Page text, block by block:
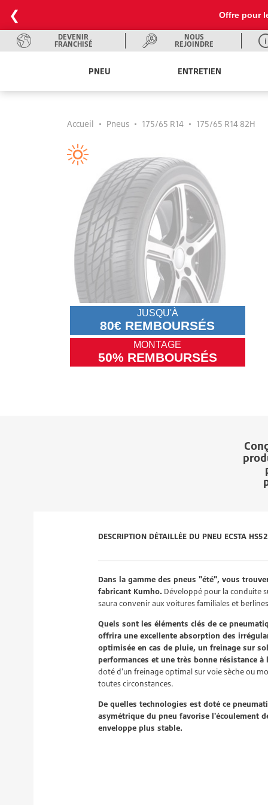
❮ Offre pour
DEVENIR
FRANCHISÉ
NOUS
REJOINDRE
PNEU ENTRETIEN
Accueil • Pneus • 175/65 R14 • 175/65 R14 82H
JUSQU'À
80€ REMBOURSÉS
MONTAGE
50% REMBOURSÉS
DESCRIPTION DÉTAILLÉE DU PNEU ECSTA HS52
Dans la gamme des pneus "été", vous
fabricant Kumho. Développé pour la conduite
saura convenir aux voitures familiales et
Quels sont les éléments clés de ce
offrira une excellente absorption des
optimisée en cas de pluie, un freinage sur
performances et une très bonne résistance à
doté d'un freinage optimal sur voie sèche ou
toutes circonstances.
De quelles technologies est doté ce
asymétrique du pneu favorise l'écoulement
enveloppe plus stable.